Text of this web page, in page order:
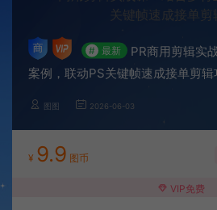
# 最新
PR商用剪辑实
案例，联动PS关键帧速成接单剪辑
图图 2026-06-03
¥ 9.9 图币
VIP免费